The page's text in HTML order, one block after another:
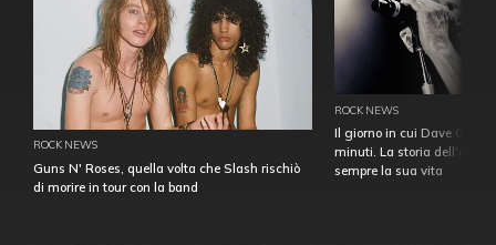
ROCK NEWS
Guns N' Roses, quella volta che Slash rischiò
di morire in tour con la band
ROCK NEWS
Il giorno in cui Dave
minuti. La storia
sempre la sua vita